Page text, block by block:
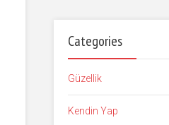
Categories
Güzellik
Kendin Yap